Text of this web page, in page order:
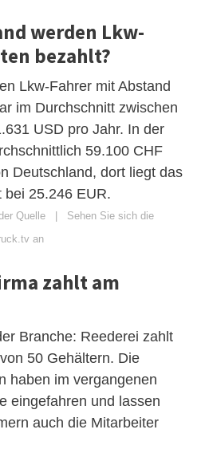
werden Lkw-
bezahlt?
Lkw-Fahrer mit Abstand
im Durchschnitt zwischen
USD pro Jahr. In der
59.100 CHF
Deutschland, dort liegt das
bei 25.246 EUR.
Quelle | Sehen Sie sich die
an
zahlt am
Branche: Reederei zahlt
50 Gehältern. Die
haben im vergangenen
eingefahren und lassen
auch die Mitarbeiter